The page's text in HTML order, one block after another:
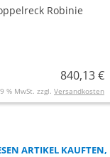
Robinie
840,13 €
% MwSt. zzgl. Versandkosten
ARTIKEL